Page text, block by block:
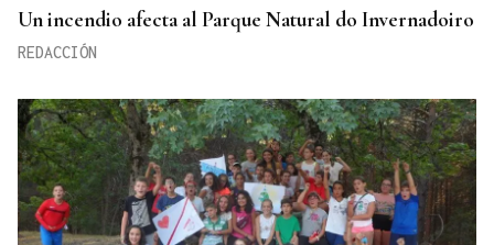
Un incendio afecta al Parque Natural do Invernadoiro
REDACCIÓN